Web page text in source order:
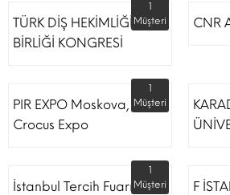
TÜRK DİŞ HEKİMLİĞİ
BİRLİĞİ KONGRESİ
1
Müşteri
CNR
PIR EXPO Moskova,
Crocus Expo
1
Müşteri
İstanbul Tercih Fuarı
1
Müşteri
F